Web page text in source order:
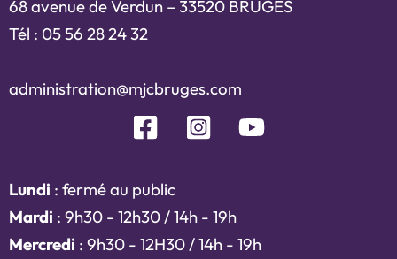
68 avenue de Verdun – 33520 BRUGES
Tél : 05 56 28 24 32
administration@mjcbruges.com
Lundi : fermé au public
Mardi : 9h30 - 12h30 / 14h - 19h
Mercredi : 9h30 - 12H30 / 14h - 19h